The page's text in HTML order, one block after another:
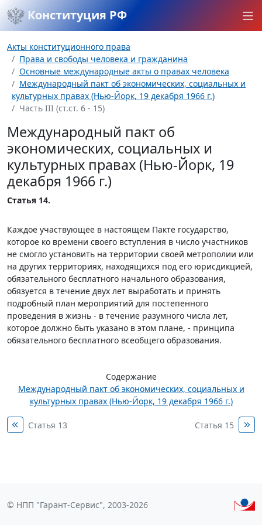
Конституция РФ
Акты конституционного права
Права и свободы человека и гражданина
Основные международные акты о правах человека
Международный пакт об экономических, социальных и
культурных правах (Нью-Йорк, 19 декабря 1966 г.)
Часть III (ст.ст. 6 - 15)
Международный пакт об
экономических, социальных и
культурных правах (Нью-Йорк, 19
декабря 1966 г.)
Статья 14.
Каждое участвующее в настоящем Пакте государство,
которое ко времени своего вступления в число участников
не смогло установить на территории своей метрополии или
на других территориях, находящихся под его юрисдикцией,
обязательного бесплатного начального образования,
обязуется в течение двух лет выработать и принять
подробный план мероприятий для постепенного
проведения в жизнь - в течение разумного числа лет,
которое должно быть указано в этом плане, - принципа
обязательного бесплатного всеобщего образования.
Содержание
Международный пакт об экономических, социальных и
культурных правах (Нью-Йорк, 19 декабря 1966 г.)
Статья 13 Статья 15
© НПП "Гарант-Сервис", 2003-2026